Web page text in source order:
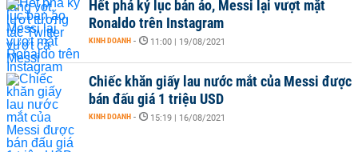
Hết phá kỷ lục bán áo, Messi lại vượt mặt
Ronaldo trên Instagram
KINH DOANH - 11:00 | 19/08/2021
Chiếc khăn giấy lau nước mắt của Messi được
bán đấu giá 1 triệu USD
KINH DOANH - 15:19 | 16/08/2021